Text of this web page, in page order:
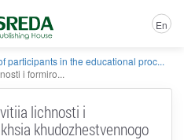
En
participants in the educational proc...
i formiro...
lichnosti i
khudozhestvennogo